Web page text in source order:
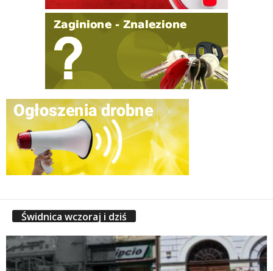
Świdnica wczoraj i dziś